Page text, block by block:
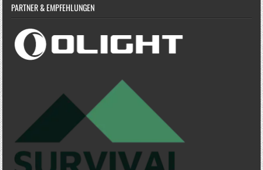
PARTNER & EMPFEHLUNGEN